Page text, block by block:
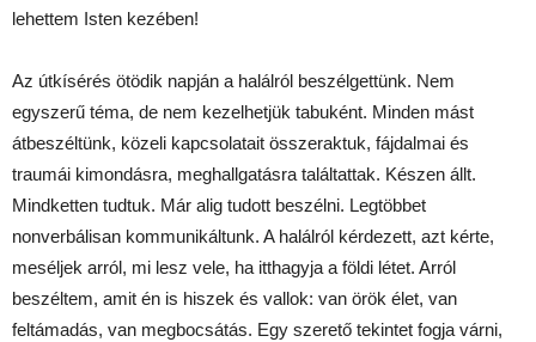
lehettem Isten kezében!
Az útkísérés ötödik napján a halálról beszélgettünk. Nem
egyszerű téma, de nem kezelhetjük tabuként. Minden mást
átbeszéltünk, közeli kapcsolatait összeraktuk, fájdalmai és
traumái kimondásra, meghallgatásra találtattak. Készen állt.
Mindketten tudtuk. Már alig tudott beszélni. Legtöbbet
nonverbálisan kommunikáltunk. A halálról kérdezett, azt kérte,
meséljek arról, mi lesz vele, ha itthagyja a földi létet. Arról
beszéltem, amit én is hiszek és vallok: van örök élet, van
feltámadás, van megbocsátás. Egy szerető tekintet fogja várni,